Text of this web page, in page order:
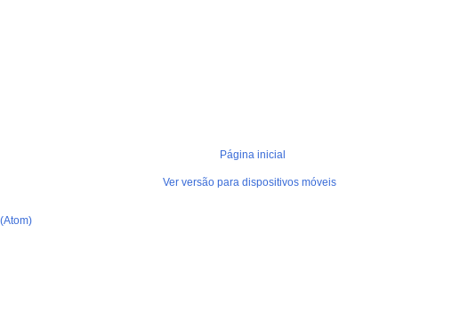
Página inicial
Ver versão para dispositivos móveis